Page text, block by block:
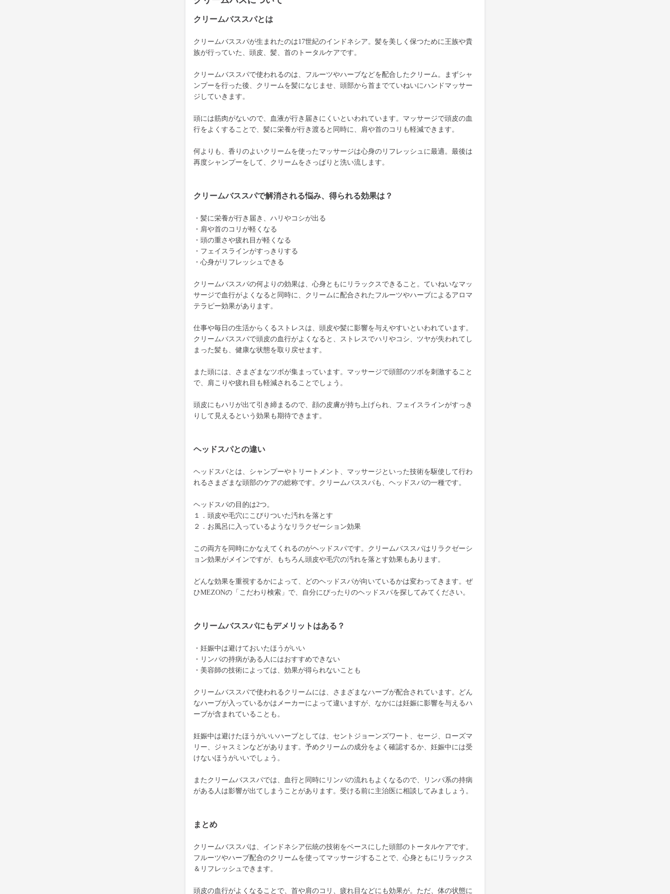
クリームバススパとは
クリームバススパが生まれたのは17世紀のインドネシア。髪を美しく保つために王族や貴
族が行っていた、頭皮、髪、首のトータルケアです。
クリームバススパで使われるのは、フルーツやハーブなどを配合したクリーム。まずシャ
ンプーを行った後、クリームを髪になじませ、頭部から首までていねいにハンドマッサー
ジしていきます。
頭には筋肉がないので、血液が行き届きにくいといわれています。マッサージで頭皮の血
行をよくすることで、髪に栄養が行き渡ると同時に、肩や首のコリも軽減できます。
何よりも、香りのよいクリームを使ったマッサージは心身のリフレッシュに最適。最後は
再度シャンプーをして、クリームをさっぱりと洗い流します。
クリームバススパで解消される悩み、得られる効果は？
・髪に栄養が行き届き、ハリやコシが出る
・肩や首のコリが軽くなる
・頭の重さや疲れ目が軽くなる
・フェイスラインがすっきりする
・心身がリフレッシュできる
クリームバススパの何よりの効果は、心身ともにリラックスできること。ていねいなマッ
サージで血行がよくなると同時に、クリームに配合されたフルーツやハーブによるアロマ
テラピー効果があります。
仕事や毎日の生活からくるストレスは、頭皮や髪に影響を与えやすいといわれています。
クリームバススパで頭皮の血行がよくなると、ストレスでハリやコシ、ツヤが失われてし
まった髪も、健康な状態を取り戻せます。
また頭には、さまざまなツボが集まっています。マッサージで頭部のツボを刺激すること
で、肩こりや疲れ目も軽減されることでしょう。
頭皮にもハリが出て引き締まるので、顔の皮膚が持ち上げられ、フェイスラインがすっき
りして見えるという効果も期待できます。
ヘッドスパとの違い
ヘッドスパとは、シャンプーやトリートメント、マッサージといった技術を駆使して行わ
れるさまざまな頭部のケアの総称です。クリームバススパも、ヘッドスパの一種です。
ヘッドスパの目的は2つ。
１．頭皮や毛穴にこびりついた汚れを落とす
２．お風呂に入っているようなリラクゼーション効果
この両方を同時にかなえてくれるのがヘッドスパです。クリームバススパはリラクゼーシ
ョン効果がメインですが、もちろん頭皮や毛穴の汚れを落とす効果もあります。
どんな効果を重視するかによって、どのヘッドスパが向いているかは変わってきます。ぜ
ひMEZONの「こだわり検索」で、自分にぴったりのヘッドスパを探してみてください。
クリームバススパにもデメリットはある？
・妊娠中は避けておいたほうがいい
・リンパの持病がある人にはおすすめできない
・美容師の技術によっては、効果が得られないことも
クリームバススパで使われるクリームには、さまざまなハーブが配合されています。どん
なハーブが入っているかはメーカーによって違いますが、なかには妊娠に影響を与えるハ
ーブが含まれていることも。
妊娠中は避けたほうがいいハーブとしては、セントジョーンズワート、セージ、ローズマ
リー、ジャスミンなどがあります。予めクリームの成分をよく確認するか、妊娠中には受
けないほうがいいでしょう。
またクリームバススパでは、血行と同時にリンパの流れもよくなるので、リンパ系の持病
がある人は影響が出てしまうことがあります。受ける前に主治医に相談してみましょう。
まとめ
クリームバススパは、インドネシア伝統の技術をベースにした頭部のトータルケアです。
フルーツやハーブ配合のクリームを使ってマッサージすることで、心身ともにリラックス
＆リフレッシュできます。
頭皮の血行がよくなることで、首や肩のコリ、疲れ目などにも効果が。ただ、体の状態に